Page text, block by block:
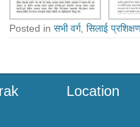
Posted in सभी वर्ग, सिलाई
Location